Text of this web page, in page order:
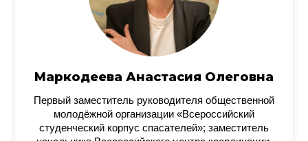
Маркодеева Анастасия Олеговна
Первый заместитель руководителя общественной
молодёжной организации «Всероссийский
студенческий корпус спасателей»; заместитель